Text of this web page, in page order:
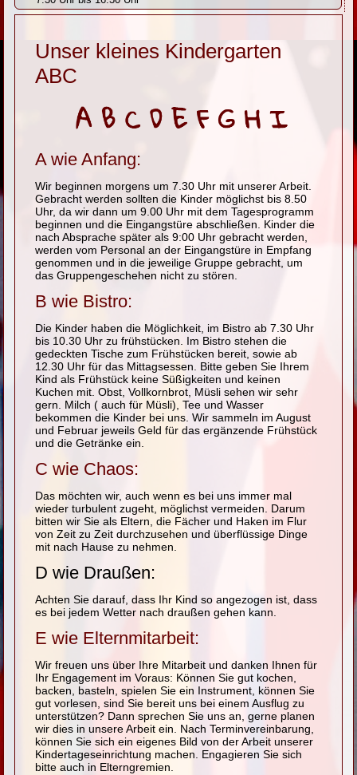
Unser kleines Kindergarten
ABC
A wie Anfang:
Wir beginnen morgens um 7.30 Uhr mit unserer Arbeit.
Gebracht werden sollten die Kinder möglichst bis 8.50
Uhr, da wir dann um 9.00 Uhr mit dem Tagesprogramm
beginnen und die Eingangstüre abschließen. Kinder die
nach Absprache später als 9:00 Uhr gebracht werden,
werden vom Personal an der Eingangstüre in Empfang
genommen und in die jeweilige Gruppe gebracht, um
das Gruppengeschehen nicht zu stören.
B wie Bistro:
Die Kinder haben die Möglichkeit, im Bistro ab 7.30 Uhr
bis 10.30 Uhr zu frühstücken. Im Bistro stehen die
gedeckten Tische zum Frühstücken bereit, sowie ab
12.30 Uhr für das Mittagsessen. Bitte geben Sie Ihrem
Kind als Frühstück keine Süßigkeiten und keinen
Kuchen mit. Obst, Vollkornbrot, Müsli sehen wir sehr
gern. Milch ( auch für Müsli), Tee und Wasser
bekommen die Kinder bei uns. Wir sammeln im August
und Februar jeweils Geld für das ergänzende Frühstück
und die Getränke ein.
C wie Chaos:
Das möchten wir, auch wenn es bei uns immer mal
wieder turbulent zugeht, möglichst vermeiden. Darum
bitten wir Sie als Eltern, die Fächer und Haken im Flur
von Zeit zu Zeit durchzusehen und überflüssige Dinge
mit nach Hause zu nehmen.
D wie Draußen:
Achten Sie darauf, dass Ihr Kind so angezogen ist, dass
es bei jedem Wetter nach draußen gehen kann.
E wie Elternmitarbeit:
Wir freuen uns über Ihre Mitarbeit und danken Ihnen für
Ihr Engagement im Voraus: Können Sie gut kochen,
backen, basteln, spielen Sie ein Instrument, können Sie
gut vorlesen, sind Sie bereit uns bei einem Ausflug zu
unterstützen? Dann sprechen Sie uns an, gerne planen
wir dies in unsere Arbeit ein. Nach Terminvereinbarung,
können Sie sich ein eigenes Bild von der Arbeit unserer
Kindertageseinrichtung machen. Engagieren Sie sich
bitte auch in Elterngremien.